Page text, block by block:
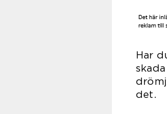
Har